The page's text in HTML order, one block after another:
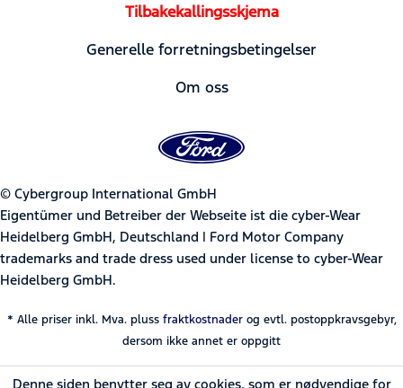
Tilbakekallingsskjema
Generelle forretningsbetingelser
Om oss
© Cybergroup International GmbH
Eigentümer und Betreiber der Webseite ist die cyber-Wear
Heidelberg GmbH, Deutschland | Ford Motor Company
trademarks and trade dress used under license to cyber-Wear
Heidelberg GmbH.
* Alle priser inkl. Mva. pluss fraktkostnaderog evtl. postoppkravsgebyr,
dersom ikke annet er oppgitt
Denne siden benytter seg av cookies, som er nødvendige for